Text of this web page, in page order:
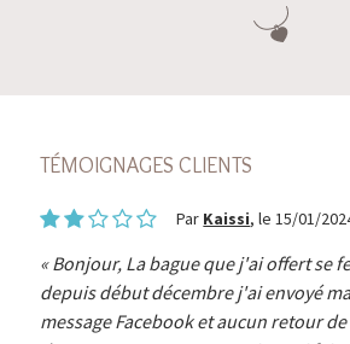
TÉMOIGNAGES CLIENTS
Par Kaissi, le 15/01/
Bonjour, La bague que j'ai offert se
depuis début décembre j'ai envoyé
message Facebook et aucun retour